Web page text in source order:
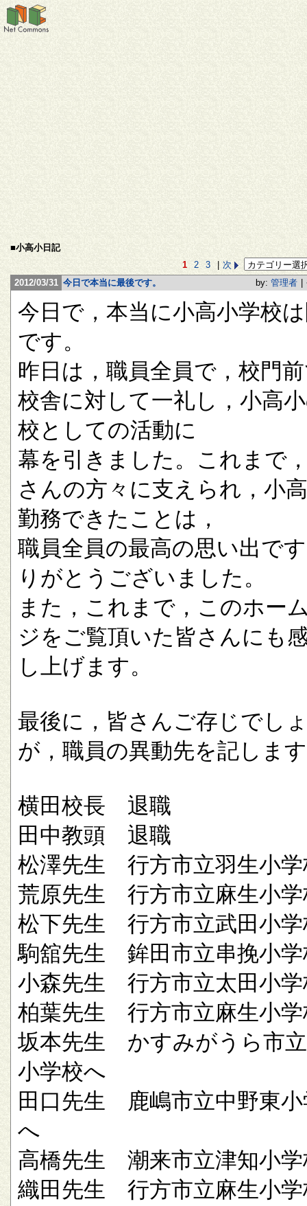
■小高小日記
1
2 3
次
2012/03/31 今日で本当に最後です。 by: 管理者
今日で，本当に小高小学校
です。
昨日は，職員全員で，校門
校舎に対して一礼し，小高
校としての活動に
幕を引きました。これまで
さんの方々に支えられ，小
勤務できたことは，
職員全員の最高の思い出で
りがとうございました。
また，これまで，このホー
ジをご覧頂いた皆さんにも
し上げます。
最後に，皆さんご存じでし
が，職員の異動先を記しま
横田校長 退職
田中教頭 退職
松澤先生 行方市立羽生小学
荒原先生 行方市立麻生小学
松下先生 行方市立武田小学
駒舘先生 鉾田市立串挽小学
小森先生 行方市立太田小学
柏葉先生 行方市立麻生小学
坂本先生 かすみがうら市
小学校へ
田口先生 鹿嶋市立中野東小
へ
高橋先生 潮来市立津知小学
織田先生 行方市立麻生小学